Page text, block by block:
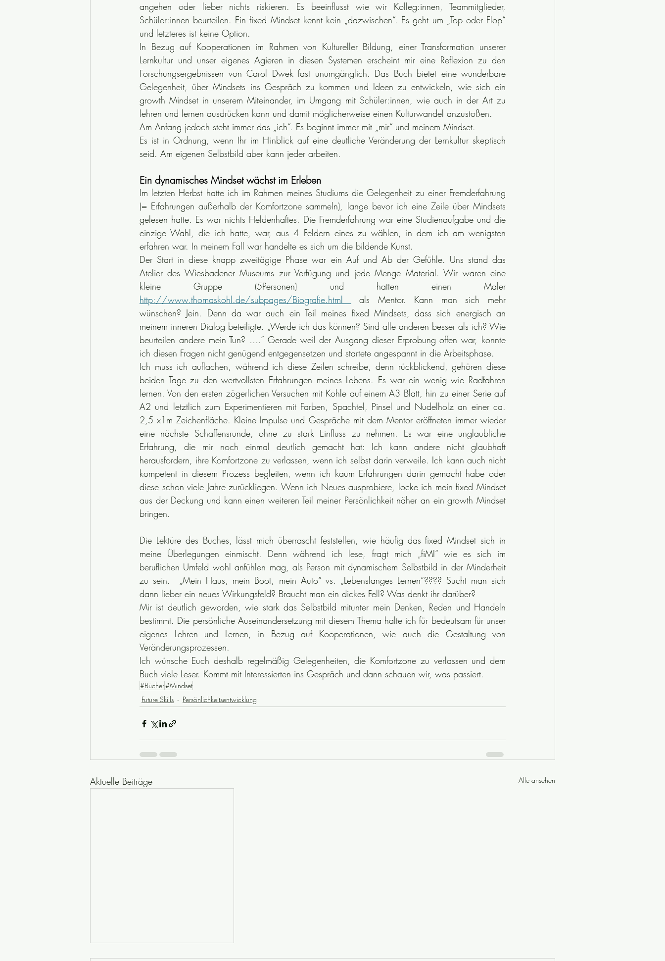
angehen oder lieber nichts riskieren. Es beeinflusst wie wir Kolleg:innen, Teammitglieder,
Schüler:innen beurteilen. Ein fixed Mindset kennt kein „dazwischen“. Es geht um „Top oder Flop“
und letzteres ist keine Option.
In Bezug auf Kooperationen im Rahmen von Kultureller Bildung, einer Transformation unserer
Lernkultur und unser eigenes Agieren in diesen Systemen erscheint mir eine Reflexion zu den
Forschungsergebnissen von Carol Dwek fast unumgänglich. Das Buch bietet eine wunderbare
Gelegenheit, über Mindsets ins Gespräch zu kommen und Ideen zu entwickeln, wie sich ein
growth Mindset in unserem Miteinander, im Umgang mit Schüler:innen, wie auch in der Art zu
lehren und lernen ausdrücken kann und damit möglicherweise einen Kulturwandel anzustoßen.
Am Anfang jedoch steht immer das „ich“. Es beginnt immer mit „mir“ und meinem Mindset.
Es ist in Ordnung, wenn Ihr im Hinblick auf eine deutliche Veränderung der Lernkultur skeptisch
seid. Am eigenen Selbstbild aber kann jeder arbeiten.
Ein dynamisches Mindset wächst im Erleben
Im letzten Herbst hatte ich im Rahmen meines Studiums die Gelegenheit zu einer Fremderfahrung
(= Erfahrungen außerhalb der Komfortzone sammeln), lange bevor ich eine Zeile über Mindsets
gelesen hatte. Es war nichts Heldenhaftes. Die Fremderfahrung war eine Studienaufgabe und die
einzige Wahl, die ich hatte, war, aus 4 Feldern eines zu wählen, in dem ich am wenigsten
erfahren war. In meinem Fall war handelte es sich um die bildende Kunst.
Der Start in diese knapp zweitägige Phase war ein Auf und Ab der Gefühle. Uns stand das
Atelier des Wiesbadener Museums zur Verfügung und jede Menge Material. Wir waren eine
http://www.thomaskohl.de/subpages/Biografie.html
als Mentor. Kann man sich mehr
wünschen? Jein. Denn da war auch ein Teil meines fixed Mindsets, dass sich energisch an
meinem inneren Dialog beteiligte. „Werde ich das können? Sind alle anderen besser als ich? Wie
beurteilen andere mein Tun? ….“ Gerade weil der Ausgang dieser Erprobung offen war, konnte
ich diesen Fragen nicht genügend entgegensetzen und startete angespannt in die Arbeitsphase.
Ich muss ich auflachen, während ich diese Zeilen schreibe, denn rückblickend, gehören diese
beiden Tage zu den wertvollsten Erfahrungen meines Lebens. Es war ein wenig wie Radfahren
lernen. Von den ersten zögerlichen Versuchen mit Kohle auf einem A3 Blatt, hin zu einer Serie auf
A2 und letztlich zum Experimentieren mit Farben, Spachtel, Pinsel und Nudelholz an einer ca.
2,5 x1m Zeichenfläche. Kleine Impulse und Gespräche mit dem Mentor eröffneten immer wieder
eine nächste Schaffensrunde, ohne zu stark Einfluss zu nehmen. Es war eine unglaubliche
Erfahrung, die mir noch einmal deutlich gemacht hat: Ich kann andere nicht glaubhaft
herausfordern, ihre Komfortzone zu verlassen, wenn ich selbst darin verweile. Ich kann auch nicht
kompetent in diesem Prozess begleiten, wenn ich kaum Erfahrungen darin gemacht habe oder
diese schon viele Jahre zurückliegen. Wenn ich Neues ausprobiere, locke ich mein fixed Mindset
aus der Deckung und kann einen weiteren Teil meiner Persönlichkeit näher an ein growth Mindset
bringen.
Die Lektüre des Buches, lässt mich überrascht feststellen, wie häufig das fixed Mindset sich in
meine Überlegungen einmischt. Denn während ich lese, fragt mich „fiMI“ wie es sich im
beruflichen Umfeld wohl anfühlen mag, als Person mit dynamischem Selbstbild in der Minderheit
zu sein.  „Mein Haus, mein Boot, mein Auto“ vs. „Lebenslanges Lernen“???? Sucht man sich
dann lieber ein neues Wirkungsfeld? Braucht man ein dickes Fell? Was denkt ihr darüber?
Mir ist deutlich geworden, wie stark das Selbstbild mitunter mein Denken, Reden und Handeln
bestimmt. Die persönliche Auseinandersetzung mit diesem Thema halte ich für bedeutsam für unser
eigenes Lehren und Lernen, in Bezug auf Kooperationen, wie auch die Gestaltung von
Veränderungsprozessen.
Ich wünsche Euch deshalb regelmäßig Gelegenheiten, die Komfortzone zu verlassen und dem
Buch viele Leser. Kommt mit Interessierten ins Gespräch und dann schauen wir, was passiert.
#Bücher#Mindset
Future Skills
Persönlichkeitsentwicklung
Aktuelle Beiträge Alle ansehen